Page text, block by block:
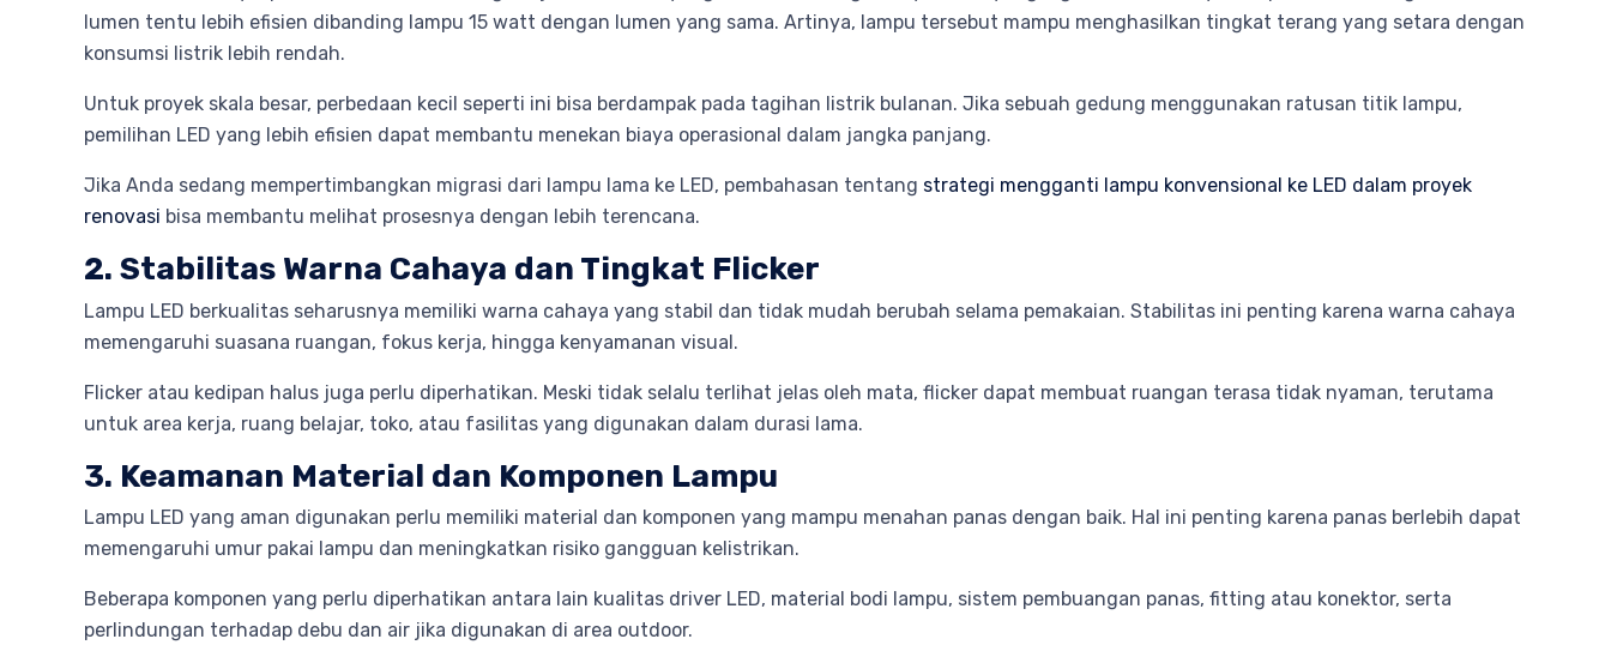
lumen tentu lebih efisien dibanding lampu 15 watt dengan lumen yang sama. Artinya, lampu tersebut mampu menghasilkan tingkat terang yang setara dengan
konsumsi listrik lebih rendah.
Untuk proyek skala besar, perbedaan kecil seperti ini bisa berdampak pada tagihan listrik bulanan. Jika sebuah gedung menggunakan ratusan titik lampu,
pemilihan LED yang lebih efisien dapat membantu menekan biaya operasional dalam jangka panjang.
Jika Anda sedang mempertimbangkan migrasi dari lampu lama ke LED, pembahasan tentang strategi mengganti lampu konvensional ke LED dalam proyek
renovasi bisa membantu melihat prosesnya dengan lebih terencana.
2. Stabilitas Warna Cahaya dan Tingkat Flicker
Lampu LED berkualitas seharusnya memiliki warna cahaya yang stabil dan tidak mudah berubah selama pemakaian. Stabilitas ini penting karena warna cahaya
memengaruhi suasana ruangan, fokus kerja, hingga kenyamanan visual.
Flicker atau kedipan halus juga perlu diperhatikan. Meski tidak selalu terlihat jelas oleh mata, flicker dapat membuat ruangan terasa tidak nyaman, terutama
untuk area kerja, ruang belajar, toko, atau fasilitas yang digunakan dalam durasi lama.
3. Keamanan Material dan Komponen Lampu
Lampu LED yang aman digunakan perlu memiliki material dan komponen yang mampu menahan panas dengan baik. Hal ini penting karena panas berlebih dapat
memengaruhi umur pakai lampu dan meningkatkan risiko gangguan kelistrikan.
Beberapa komponen yang perlu diperhatikan antara lain kualitas driver LED, material bodi lampu, sistem pembuangan panas, fitting atau konektor, serta
perlindungan terhadap debu dan air jika digunakan di area outdoor.